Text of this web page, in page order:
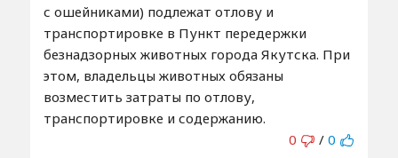
с ошейниками) подлежат отлову и
транспортировке в Пункт передержки
безнадзорных животных города Якутска. При
этом, владельцы животных обязаны
возместить затраты по отлову,
транспортировке и содержанию.
0
/ 0